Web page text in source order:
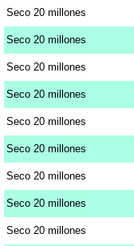
Seco 20 millones
Seco 20 millones
Seco 20 millones
Seco 20 millones
Seco 20 millones
Seco 20 millones
Seco 20 millones
Seco 20 millones
Seco 20 millones